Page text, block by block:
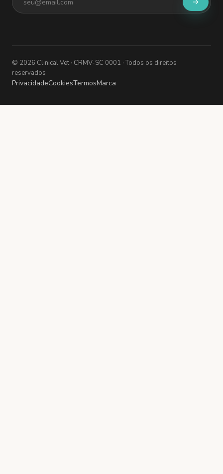
© 2026 Clinical Vet · CRMV-SC 0001 · Todos os direitos
reservados
PrivacidadeCookiesTermosMarca